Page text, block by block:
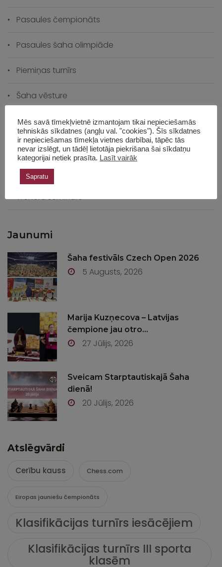
Pasaules čempionāts
Pasaules šaha olimpiāde
Piemiņas turnīrs
Šaha vēsture
Šahs izaugsmei
Skolas čempionāts
Skolas vēsture
Treneru seminārs
Jaunumi
Šaha festivāls Czech Open 2026
5 Augusts, 2026
Marija Kuzņecova – Latvijas
čempione jau otro...
27 Jūlijs, 2026
Sveicam Starptautiskajā Šaha
dienā!
20 Jūlijs, 2026
Atslēgvārdi
Cerību kauss Chess.com
Eiropas jauniešu čempionāts
Klasifikācijas turnīrs iesācējiem
Klasifikācijas turnīrs III sporta
klasēm
Mēs savā tīmekļvietnē izmantojam tikai nepieciešamās
tehniskās sīkdatnes (angļu val. "cookies"). Šīs sīkdatnes
ir nepieciešamas tīmekļa vietnes darbībai, tāpēc tās
nevar izslēgt, un tādēļ lietotāja piekrišana šai sīkdatņu
kategorijai netiek prasīta. Lasīt vairāk
Sapratu